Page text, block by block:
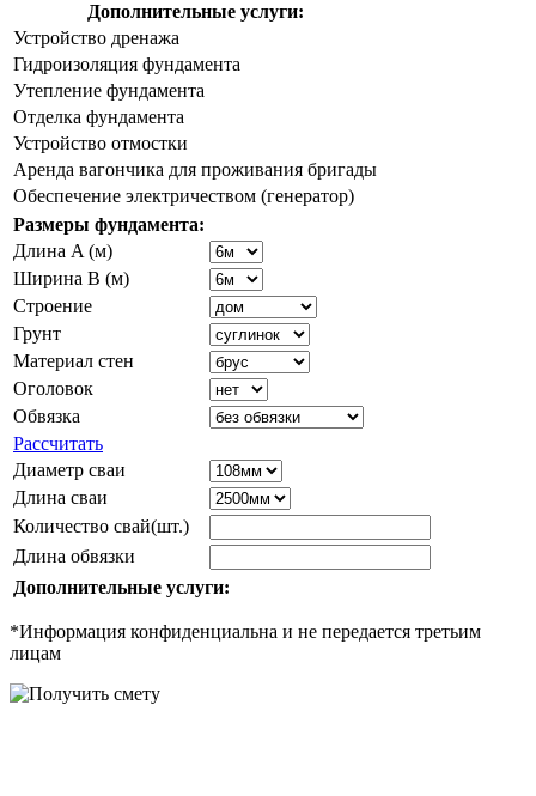
Дополнительные услуги:
Устройство дренажа
Гидроизоляция фундамента
Утепление фундамента
Отделка фундамента
Устройство отмостки
Аренда вагончика для проживания бригады
Обеспечение электричеством (генератор)
Размеры фундамента:
Длина A (м)
Ширина B (м)
Строение
Грунт
Материал стен
Оголовок
Обвязка
Рассчитать
Диаметр сваи
Длина сваи
Количество свай(шт.)
Длина обвязки
Дополнительные услуги:
*Информация конфиденциальна и не передается третьим
лицам